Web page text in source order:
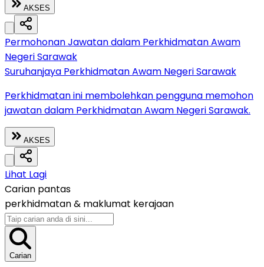
AKSES
Permohonan Jawatan dalam Perkhidmatan Awam
Negeri Sarawak
Suruhanjaya Perkhidmatan Awam Negeri Sarawak
Perkhidmatan ini membolehkan pengguna memohon
jawatan dalam Perkhidmatan Awam Negeri Sarawak.
AKSES
Lihat Lagi
Carian pantas
perkhidmatan & maklumat kerajaan
Carian